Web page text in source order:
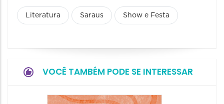
Literatura Saraus Show e Festa
VOCÊ TAMBÉM PODE SE INTERESSAR